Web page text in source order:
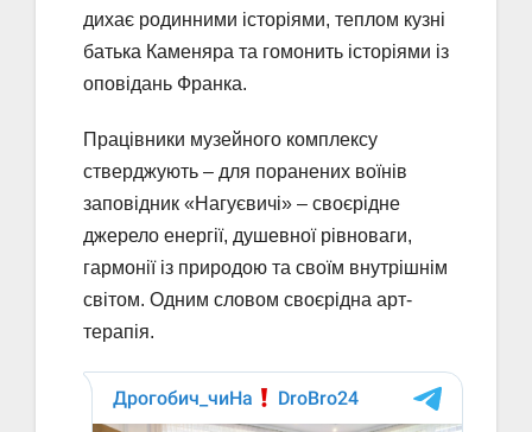
дихає родинними історіями, теплом кузні
батька Каменяра та гомонить історіями із
оповідань Франка.
Працівники музейного комплексу
стверджують – для поранених воїнів
заповідник «Нагуєвичі» – своєрідне
джерело енергії, душевної рівноваги,
гармонії із природою та своїм внутрішнім
світом. Одним словом своєрідна арт-
терапія.